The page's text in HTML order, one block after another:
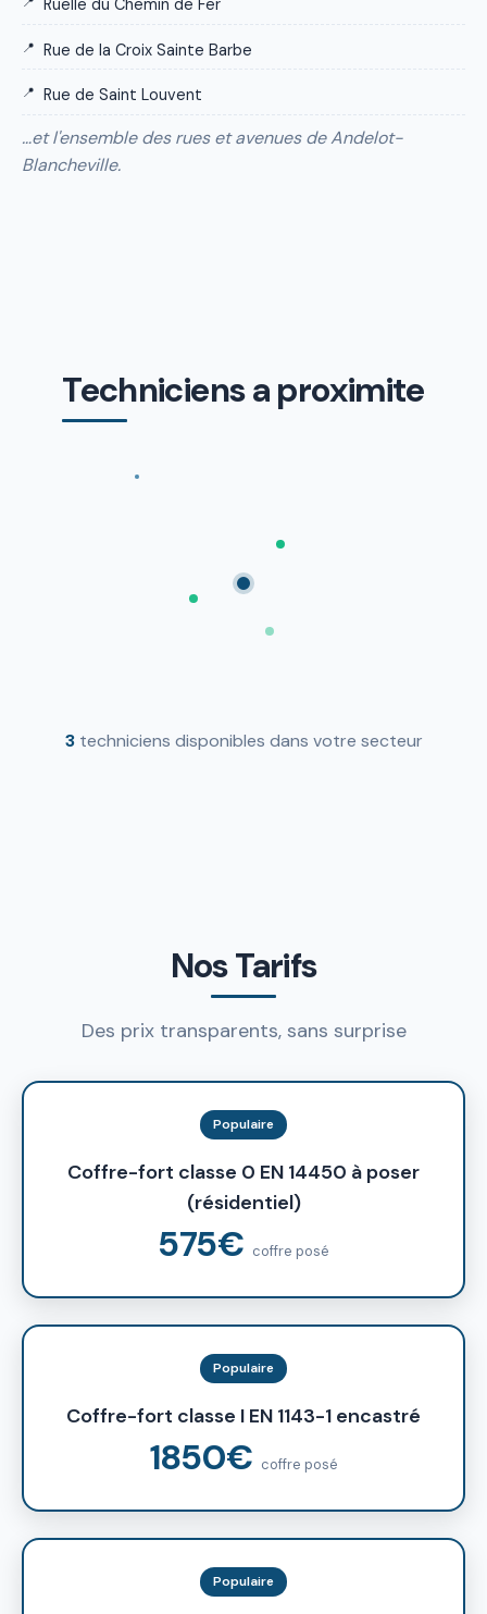
Ruelle du Chemin de Fer
Rue de la Croix Sainte Barbe
Rue de Saint Louvent
…et l'ensemble des rues et avenues de Andelot-
Blancheville.
Techniciens a proximite
3techniciens disponibles dans votre secteur
Nos Tarifs
Des prix transparents, sans surprise
Populaire
Coffre-fort classe 0 EN 14450 à poser
(résidentiel)
575€ coffre posé
Populaire
Coffre-fort classe I EN 1143-1 encastré
1850€ coffre posé
Populaire